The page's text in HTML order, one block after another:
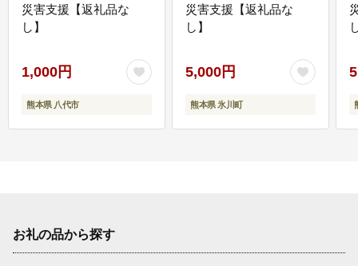
災害支援【返礼品な
し】
1,000円
熊本県 八代市
災害支援【返礼品な
し】
5,000円
熊本県 氷川町
お礼の品から探す